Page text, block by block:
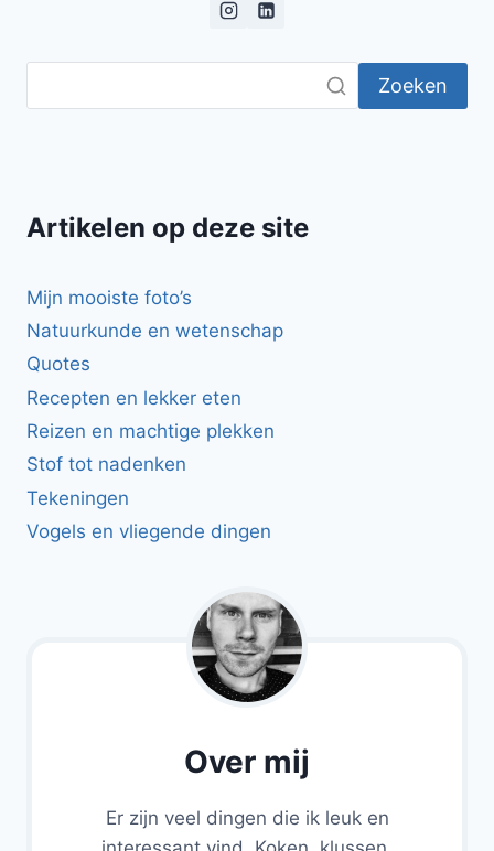
Zoeken
Artikelen op deze site
Mijn mooiste foto’s
Natuurkunde en wetenschap
Quotes
Recepten en lekker eten
Reizen en machtige plekken
Stof tot nadenken
Tekeningen
Vogels en vliegende dingen
Over mij
Er zijn veel dingen die ik leuk en